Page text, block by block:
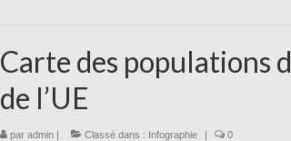
Carte des populations
de l’UE
par admin| Classé dans : Infographie | 0